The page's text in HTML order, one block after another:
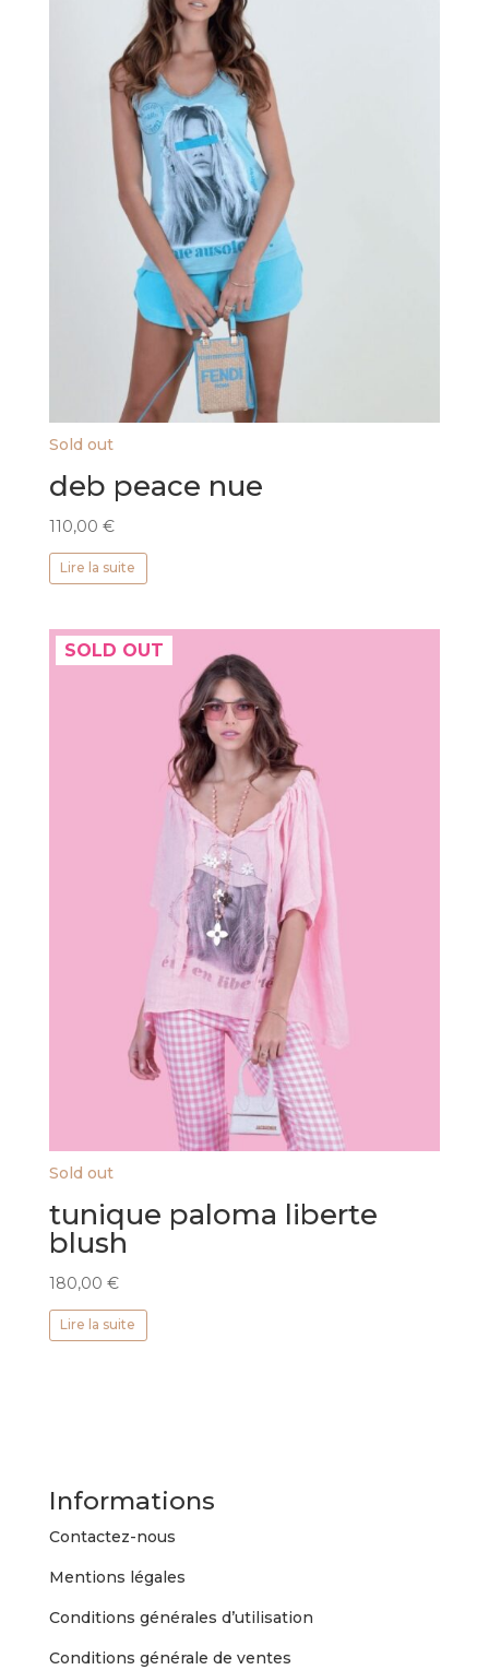
Sold out
deb peace nue
110,00 €
Lire la suite
SOLD OUT
Sold out
tunique paloma liberte
blush
180,00 €
Lire la suite
Informations
Contactez-nous
Mentions légales
Conditions générales d’utilisation
Conditions générale de ventes